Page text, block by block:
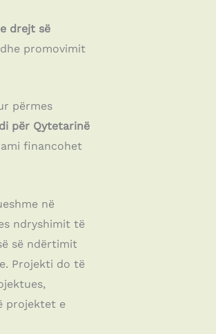
drejt së
promovimit
përmes
për Qytetarinë
financohet
në
ndryshimit të
së ndërtimit
Projekti do të
projektet e